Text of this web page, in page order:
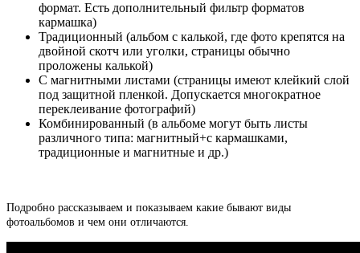
формат. Есть дополнительный фильтр форматов
кармашка)
Традиционный (альбом с калькой, где фото крепятся на
двойной скотч или уголки, страницы обычно
проложены калькой)
С магнитными листами (страницы имеют клейкий слой
под защитной пленкой. Допускается многократное
переклеивание фотографий)
Комбинированный (в альбоме могут быть листы
различного типа: магнитный+с кармашками,
традиционные и магнитные и др.)
Подробно рассказываем и показываем какие бывают виды
фотоальбомов и чем они отличаются.